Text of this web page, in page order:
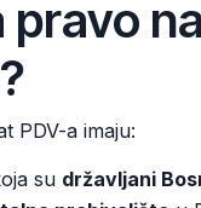
pravo
PDV-a imaju:
su državljani